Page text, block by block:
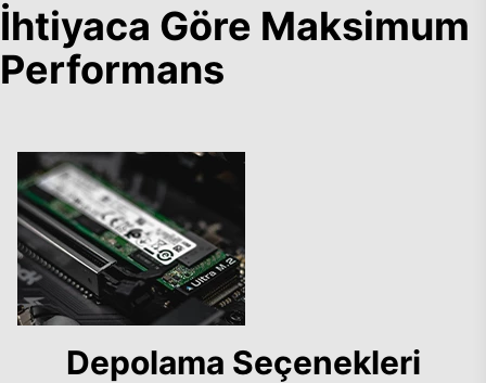
İhtiyaca Göre Maksimum
Performans
Depolama Seçenekleri